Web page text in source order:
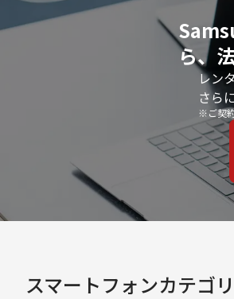
ら、
レン
さら
※ご契
スマートフォンカテゴ